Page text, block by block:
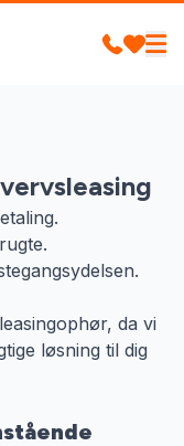
da vi
løsning til dig